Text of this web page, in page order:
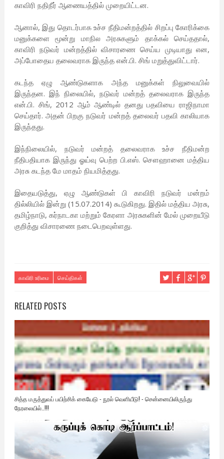
காவிரி நதிநீர் ஆணையத்தில் முறையிட்டன.
ஆனால், இது தொடர்பாக உச்ச நீதிமன்றத்தில் சிறப்பு கோரிக்கை
மனுக்களை மூன்று மாநில அரசுகளும் தாக்கல் செய்ததால்,
காவிரி நடுவர் மன்றத்தில் விசாரணை செய்ய முடியாது என,
அப்போதைய தலைவராக இருந்த என்.பி. சிங் மறுத்துவிட்டார்.
கடந்த ஏழு ஆண்டுகளாக அந்த மனுக்கள் நிலுவையில்
இருந்தன. இந் நிலையில், நடுவர் மன்றத் தலைவராக இருந்த
என்.பி. சிங், 2012 ஆம் ஆண்டில் தனது பதவியை ராஜிநாமா
செய்தார். அதன் பிறகு நடுவர் மன்றத் தலைவர் பதவி காலியாக
இருந்தது.
இந்நிலையில், நடுவர் மன்றத் தலைவராக உச்ச நீதிமன்ற
நீதிபதியாக இருந்து ஓய்வு பெற்ற பி.எஸ். சௌஹானை மத்திய
அரசு கடந்த மே மாதம் நியமித்தது.
இதையடுத்து, ஏழு ஆண்டுகள் பி காவிரி நடுவர் மன்றம்
தில்லியில் இன்று (15.07.2014) கூடுகிறது. இதில் மத்திய அரசு,
தமிழ்நாடு, கர்நாடகா மற்றும் கேரளா அரசுகளின் மேல் முறையீடு
குறித்து விசாரணை நடைபெறவுள்ளது.
காவிரி உரிமை செய்திகள்
RELATED POSTS
சித்த மருத்துவப் பயிற்சிக் கையேடு - நூல் வெளியீடு! - சென்னையிலிருந்து
நேரலையில்..!!!